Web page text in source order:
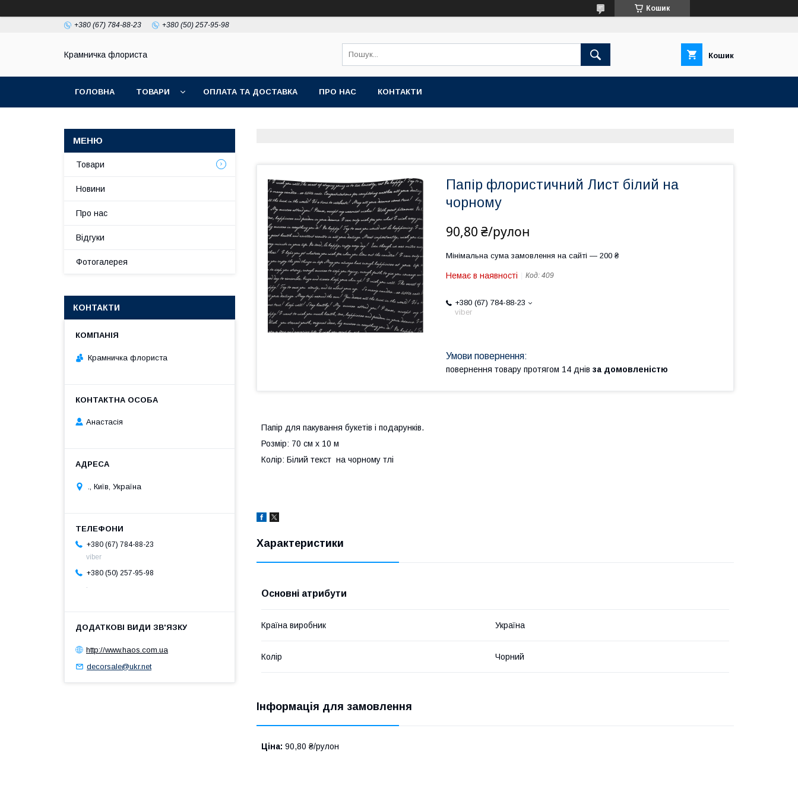
Кошик
+380 (67) 784-88-23 +380 (50) 257-95-98
Крамничка флориста Кошик
ГОЛОВНА ТОВАРИ ОПЛАТА ТА ДОСТАВКА ПРО НАС КОНТАКТИ
Папір флористичний Лист білий на
чорному
90,80 ₴/рулон
Мінімальна сума замовлення на сайті — 200 ₴
Немає в наявності Код: 409
+380 (67) 784-88-23
viber
повернення товару протягом 14 днів за домовленістю
Папір для пакування букетів і подарунків.
Розмір: 70 см х 10 м
Колір: Білий текст на чорному тлі
Характеристики
Основні атрибути
Країна виробник Україна
Колір Чорний
Інформація для замовлення
Ціна: 90,80 ₴/рулон
Товари
Новини
Про нас
Відгуки
Фотогалерея
КОНТАКТИ
Крамничка флориста
Анастасія
., Київ, Україна
+380 (67) 784-88-23
viber
+380 (50) 257-95-98
.
http://www.haos.com.ua
decorsale@ukr.net